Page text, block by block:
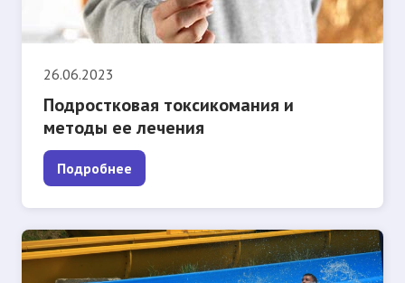
26.06.2023
Подростковая токсикомания и
методы ее лечения
Подробнее